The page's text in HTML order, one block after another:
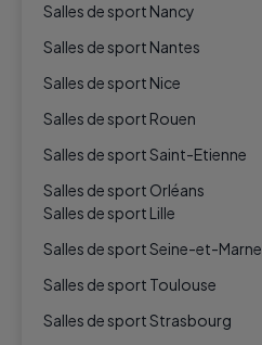
Salles de sport Nancy
Salles de sport Nantes
Salles de sport Nice
Salles de sport Rouen
Salles de sport Saint-Etienne
Salles de sport Orléans
Salles de sport Lille
Salles de sport Seine-et-Marne
Salles de sport Toulouse
Salles de sport Strasbourg